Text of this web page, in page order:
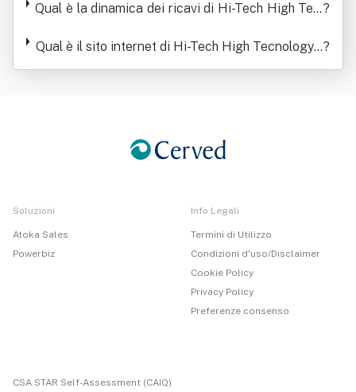
"Hi - Tech Srl"
Qual è la dinamica dei ricavi di Hi-Tech High Tec
- Tech Srl"
?
Qual è il sito internet di Hi-Tech High Tecnology I
n Biology And Medicine Srl Con Sigla "Hi - Tech
?
Soluzioni
Atoka Sales
Powerbiz
Info Legali
Termini di Utilizzo
Condizioni d'uso/Disclaimer
Cookie Policy
Privacy Policy
Preferenze consenso
CSA STAR Self-Assessment (CAIQ)